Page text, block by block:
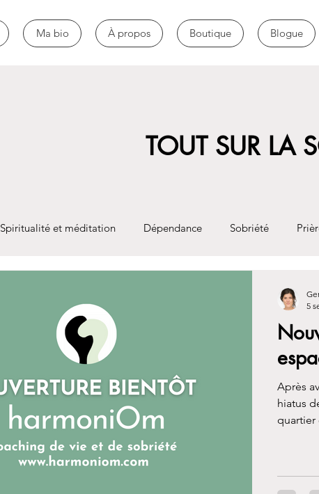
Ma bio À propos Boutique Blogue
TOUT SUR LA
Spiritualité et méditation Dépendance Sobriété
Après
hiatus
quartier
5